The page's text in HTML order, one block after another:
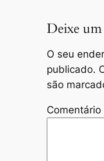
Deixe
O seu
publicado.
são
Comentário